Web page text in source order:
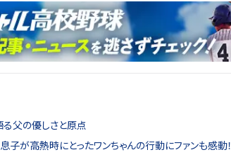
る父の優しさと原点
子が高熱時にとったワンちゃんの行動にファンも感動！